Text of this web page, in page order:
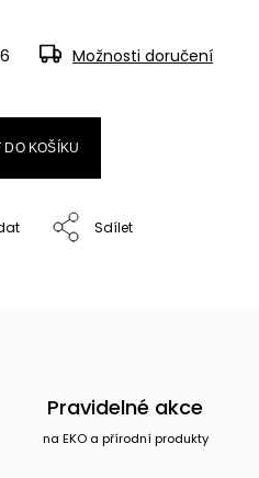
Možnosti doručení
DO KOŠÍKU
Sdílet
Pravidelné akce
na EKO a přírodní produkty